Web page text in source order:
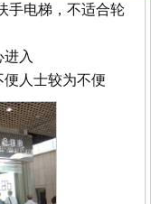
手电梯，不适合轮
入
人士较为不便